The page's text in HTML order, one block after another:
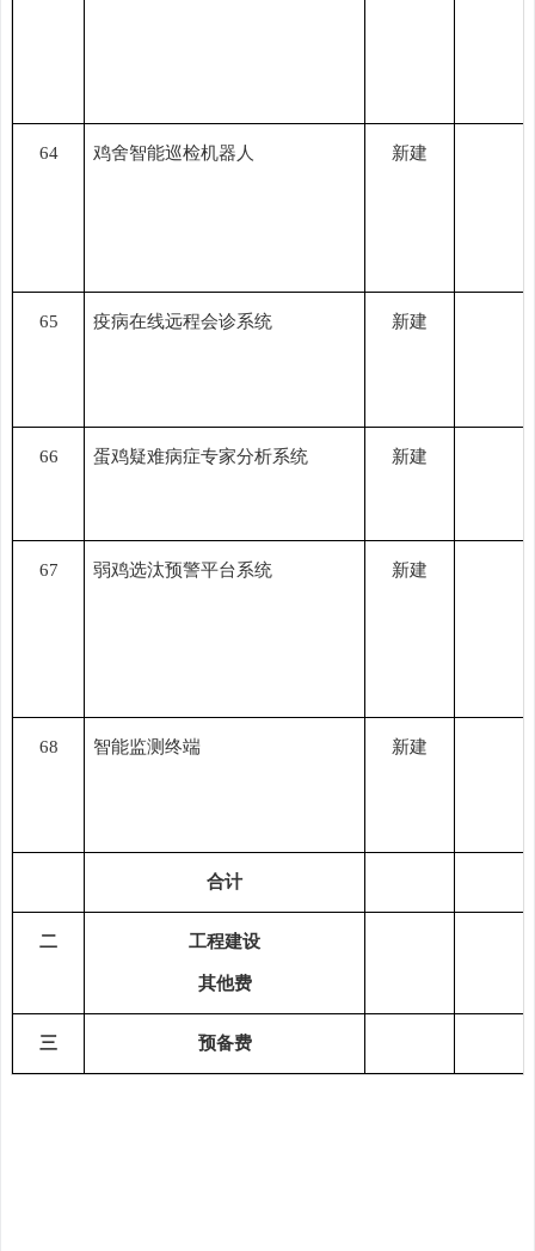
64 鸡舍智能巡检机器人 新建
65 疫病在线远程会诊系统 新建
66 蛋鸡疑难病症专家分析系统 新建
67 弱鸡选汰预警平台系统 新建
68 智能监测终端 新建
合计
二 工程建设
其他费
三 预备费